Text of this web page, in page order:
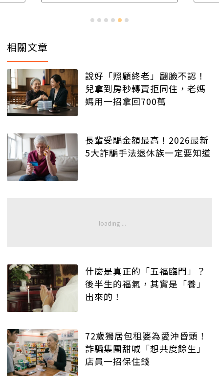
相關文章
說好「照顧終老」翻臉不認！
兒拿到房秒轉賣拒同住，老媽
媽用一招拿回700萬
長輩受騙金額最高！2026最新
5大詐騙手法退休族一定要知道
什麼是真正的「五福臨門」？
後半生的福氣，其實是「養」
出來的！
72歲獨居包租婆為愛沖昏頭！
詐騙集團甜喊「想共度餘生」
店員一招保住錢